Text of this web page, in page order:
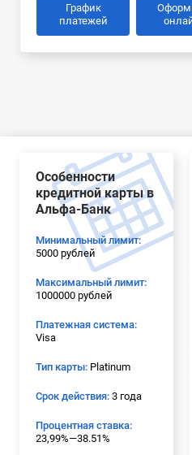
График
платежей
Особенности
кредитной карты в
Альфа-Банк
Минимальный лимит:
5000 рублей
Максимальный лимит:
1000000 рублей
Платежная система:
Visa
Тип карты: Platinum
Срок действия: 3 года
Процентная ставка:
23,99%—38.51%